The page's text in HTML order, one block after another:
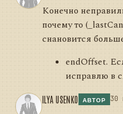
Конечно
почему то
снановится
endOffset.
исправлю в
ILYA USENKO АВТОР 30